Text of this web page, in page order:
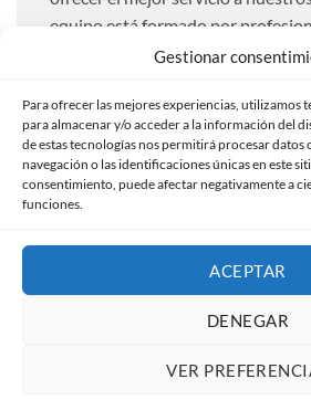
Gestionar
Para ofrecer las mejores experiencias, utilizamos
para almacenar y/o acceder a la información del
de estas tecnologías nos permitirá procesar
navegación o las identificaciones únicas en este
consentimiento, puede afectar negativamente a
funciones.
ACEPTAR
DENEGAR
VER
equipo está formado por
importante que resulta una
personalizadas a nuestros clientes.
Ofrecemos un servicio de envío
compra de flores a domicilio,
horario de entrega, nosotros lo
mejores condiciones.